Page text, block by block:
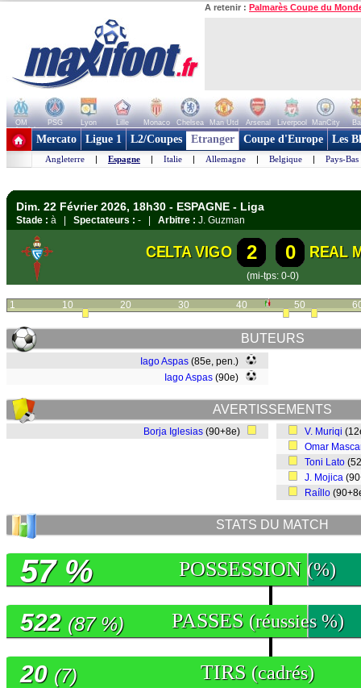
A retenir : Palmarès Coupe du
OM PSG Lyon Lille Monaco Chelsea Man Utd Arsenal Liverpool ManCity
+ de clubs
Mercato Ligue 1 L2/Coupes Etranger Coupe d'Europe Les
Angleterre | Espagne | Italie | Allemagne | Belgique | Pays-Bas
Dim. 22 Février 2026, 18h30 - ESPAGNE - Liga
Stade : à | Spectateurs : - | Arbitre : J. Guzman
CELTA VIGO 2 0 REAL
(mi-tps: 0-0)
1 10 20 30 40 50
BUTEURS
Iago Aspas (85e, pen.)
Iago Aspas (90e)
AVERTISSEMENTS
Borja Iglesias (90+8e) V. Muriqi
Omar
Toni Lato
J. Mojica
Raíllo
STATS DU MATCH
POSSESSION (%)
57 %
PASSES (réussies %)
522 (87 %)
TIRS (cadrés)
20 (7)